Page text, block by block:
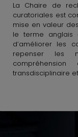
La Chaire de
curatoriales est
mise en valeur
le terme anglais
d’améliorer les
repenser les
transdisciplinaire